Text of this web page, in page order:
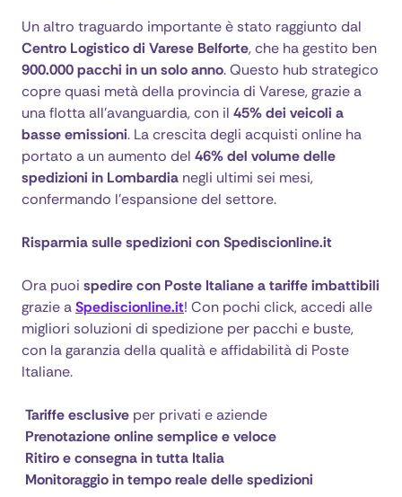
Un altro traguardo importante è stato raggiunto dal
Centro Logistico di Varese Belforte, che ha gestito ben
900.000 pacchi in un solo anno. Questo hub strategico
copre quasi metà della provincia di Varese, grazie a
una flotta all'avanguardia, con il 45% dei veicoli a
basse emissioni. La crescita degli acquisti online ha
portato a un aumento del 46% del volume delle
spedizioni in Lombardia negli ultimi sei mesi,
confermando l’espansione del settore.
Risparmia sulle spedizioni con Spediscionline.it
Ora puoi spedire con Poste Italiane a tariffe imbattibili
grazie aSpediscionline.it! Con pochi click, accedi alle
migliori soluzioni di spedizione per pacchi e buste,
con la garanzia della qualità e affidabilità di Poste
Italiane.
Tariffe esclusive per privati e aziende
Prenotazione online semplice e veloce
Ritiro e consegna in tutta Italia
Monitoraggio in tempo reale delle spedizioni